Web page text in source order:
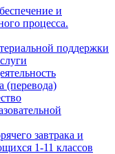
и
процесса.
поддержки
(перевода)
завтрака и
1-11 классов